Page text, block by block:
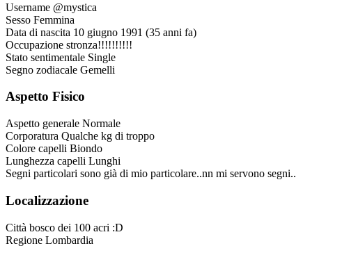
Username @mystica
Sesso Femmina
Data di nascita 10 giugno 1991 (35 anni fa)
Occupazione stronza!!!!!!!!!!
Stato sentimentale Single
Segno zodiacale Gemelli
Aspetto Fisico
Aspetto generale Normale
Corporatura Qualche kg di troppo
Colore capelli Biondo
Lunghezza capelli Lunghi
Segni particolari sono già di mio particolare..nn mi servono segni..
Localizzazione
Città bosco dei 100 acri :D
Regione Lombardia